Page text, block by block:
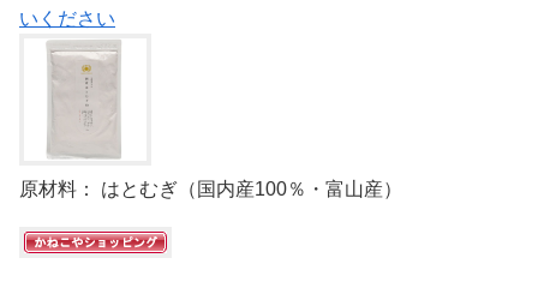
いください
原材料： はとむぎ（国内産100％・富山産）